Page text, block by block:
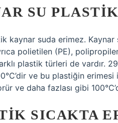
SU
kaynar suda erimez. Kaynar
polietilen (PE),
plastik türleri de vardır.
ve bu plastiğin
ve daha fazlası gibi
SICAKTA